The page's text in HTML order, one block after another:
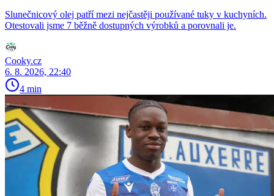
Slunečnicový olej patří mezi nejčastěji používané tuky v kuchyních.
Otestovali jsme 7 běžně dostupných výrobků a porovnali je.
Cooky.cz
6. 8. 2026, 22:40
4 min